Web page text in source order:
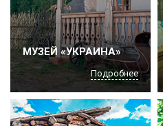
МУЗЕЙ «УКРАИНА»
Подробнее